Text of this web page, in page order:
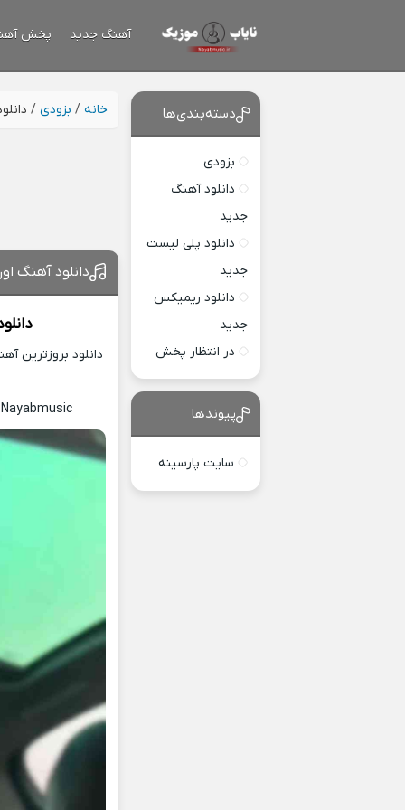
آهنگ جدید پخش
خانه / بزودی /
دانلود آهنگ
دانلود بروزترین
دسته‌بندی‌ها
بزودی
دانلود آهنگ
جدید
دانلود پلی لیست
جدید
دانلود ریمیکس
جدید
در انتظار پخش
پیوندها
سایت پارسینه